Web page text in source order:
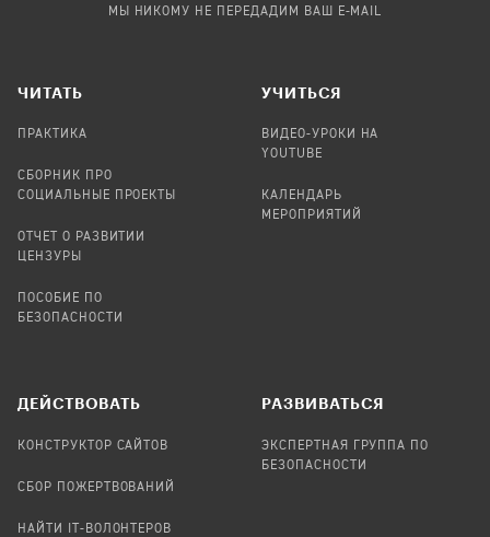
МЫ НИКОМУ НЕ ПЕРЕДАДИМ ВАШ E-MAIL
ЧИТАТЬ
ПРАКТИКА
СБОРНИК ПРО
СОЦИАЛЬНЫЕ ПРОЕКТЫ
ОТЧЕТ О РАЗВИТИИ
ЦЕНЗУРЫ
ПОСОБИЕ ПО
БЕЗОПАСНОСТИ
УЧИТЬСЯ
ВИДЕО-УРОКИ НА
YOUTUBE
КАЛЕНДАРЬ
МЕРОПРИЯТИЙ
ДЕЙСТВОВАТЬ
КОНСТРУКТОР САЙТОВ
СБОР ПОЖЕРТВОВАНИЙ
НАЙТИ IT-ВОЛОНТЕРОВ
РАЗВИВАТЬСЯ
ЭКСПЕРТНАЯ ГРУППА ПО
БЕЗОПАСНОСТИ